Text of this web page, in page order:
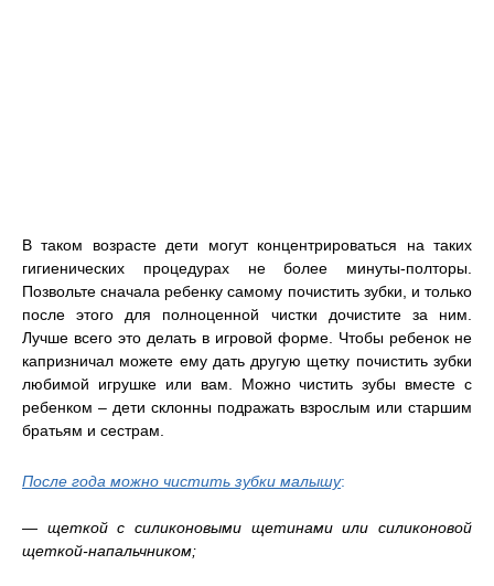
В таком возрасте дети могут концентрироваться на таких
гигиенических процедурах не более минуты-полторы.
Позвольте сначала ребенку самому почистить зубки, и только
после этого для полноценной чистки дочистите за ним.
Лучше всего это делать в игровой форме. Чтобы ребенок не
капризничал можете ему дать другую щетку почистить зубки
любимой игрушке или вам. Можно чистить зубы вместе с
ребенком – дети склонны подражать взрослым или старшим
братьям и сестрам.
После года можно чистить зубки малышу:
— щеткой с силиконовыми щетинами или силиконовой
щеткой-напальчником;